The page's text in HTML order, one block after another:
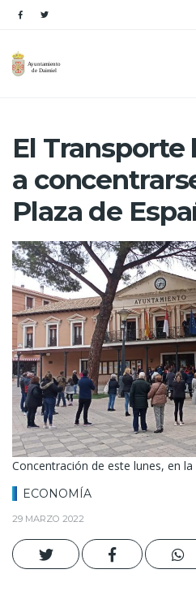
El Transporte
a
Plaza de
Concentración de este lunes, en la
ECONOMÍA
29 MARZO 2022